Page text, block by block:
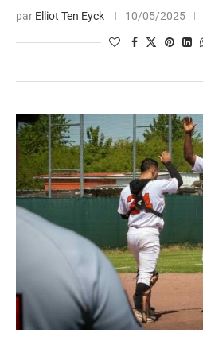
par Elliot Ten Eyck 10/05/2025